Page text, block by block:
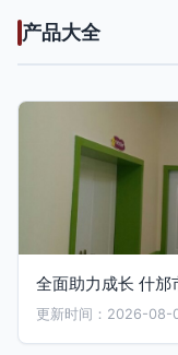
产品大全
全面助力成长 什邡
更新时间：2026-08-